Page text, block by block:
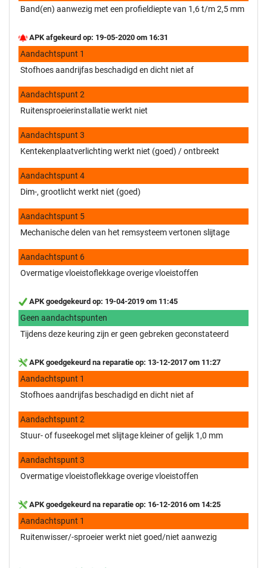
Band(en) aanwezig met een profieldiepte van 1,6 t/m 2,5 mm
APK afgekeurd op: 19-05-2020 om 16:31
Aandachtspunt 1
Stofhoes aandrijfas beschadigd en dicht niet af
Aandachtspunt 2
Ruitensproeierinstallatie werkt niet
Aandachtspunt 3
Kentekenplaatverlichting werkt niet (goed) / ontbreekt
Aandachtspunt 4
Dim-, grootlicht werkt niet (goed)
Aandachtspunt 5
Mechanische delen van het remsysteem vertonen slijtage
Aandachtspunt 6
Overmatige vloeistoflekkage overige vloeistoffen
APK goedgekeurd op: 19-04-2019 om 11:45
Geen aandachtspunten
Tijdens deze keuring zijn er geen gebreken geconstateerd
APK goedgekeurd na reparatie op: 13-12-2017 om 11:27
Aandachtspunt 1
Stofhoes aandrijfas beschadigd en dicht niet af
Aandachtspunt 2
Stuur- of fuseekogel met slijtage kleiner of gelijk 1,0 mm
Aandachtspunt 3
Overmatige vloeistoflekkage overige vloeistoffen
APK goedgekeurd na reparatie op: 16-12-2016 om 14:25
Aandachtspunt 1
Ruitenwisser/-sproeier werkt niet goed/niet aanwezig